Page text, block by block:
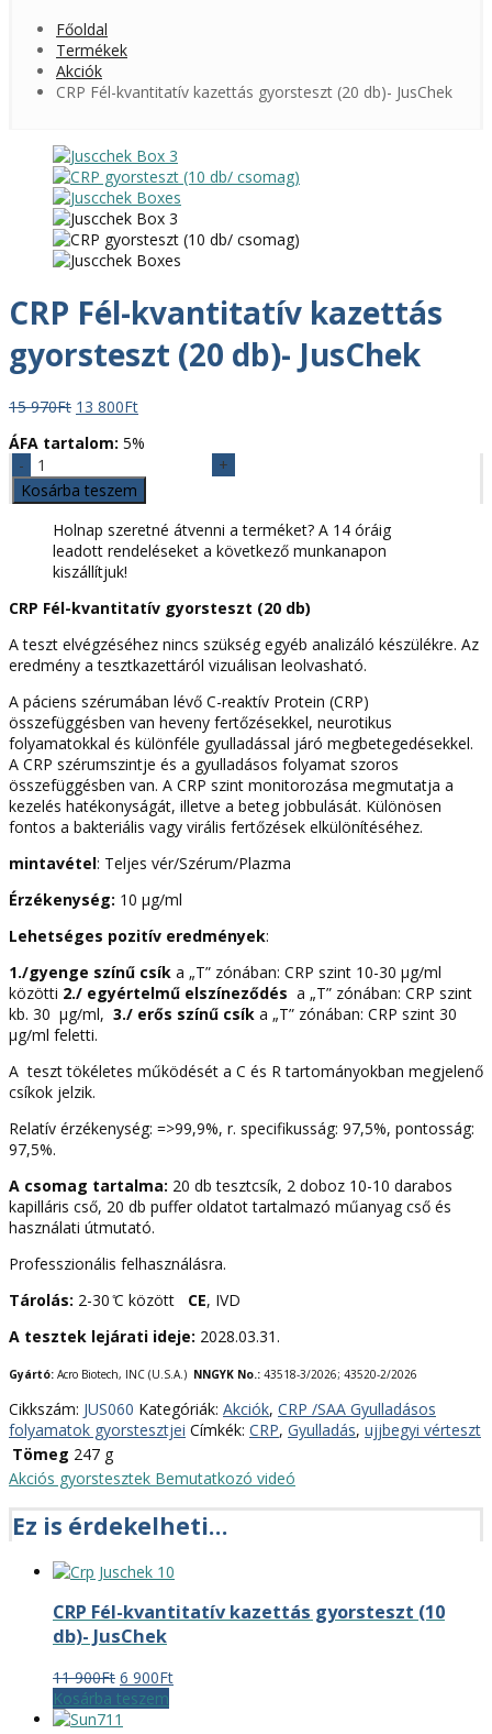
Főoldal
Termékek
Akciók
CRP Fél-kvantitatív kazettás gyorsteszt (20 db)- JusChek
CRP Fél-kvantitatív kazettás
gyorsteszt (20 db)- JusChek
15 970Ft Original
was:
970Ft.
13 800FtCurrent
is:
ÁFA tartalom: 5%
CRP
Fél-
kvantitatív
kazettás
gyorsteszt
(20
JusChek
Kosárba teszem
Holnap szeretné átvenni a terméket? A 14 óráig
leadott rendeléseket a következő munkanapon
kiszállítjuk!
CRP Fél-kvantitatív gyorsteszt (20 db)
A teszt elvégzéséhez nincs szükség egyéb analizáló készülékre. Az
eredmény a tesztkazettáról vizuálisan leolvasható.
A páciens szérumában lévő C-reaktív Protein (CRP)
összefüggésben van heveny fertőzésekkel, neurotikus
folyamatokkal és különféle gyulladással járó megbetegedésekkel.
A CRP szérumszintje és a gyulladásos folyamat szoros
összefüggésben van. A CRP szint monitorozása megmutatja a
kezelés hatékonyságát, illetve a beteg jobbulását. Különösen
fontos a bakteriális vagy virális fertőzések elkülönítéséhez.
mintavétel: Teljes vér/Szérum/Plazma
Érzékenység: 10 µg/ml
Lehetséges pozitív eredmények:
1./gyenge színű csík a „T” zónában: CRP szint 10-30 µg/ml
közötti 2./ egyértelmű elszíneződés a „T” zónában: CRP szint
kb. 30 µg/ml, 3./ erős színű csík a „T” zónában: CRP szint 30
µg/ml feletti.
A teszt tökéletes működését a C és R tartományokban megjelenő
csíkok jelzik.
Relatív érzékenység: =>99,9%, r. specifikusság: 97,5%, pontosság:
97,5%.
A csomag tartalma: 20 db tesztcsík, 2 doboz 10-10 darabos
kapilláris cső, 20 db puffer oldatot tartalmazó műanyag cső és
használati útmutató.
Professzionális felhasználásra.
Tárolás: 2-30 ̊C között CE, IVD
A tesztek lejárati ideje: 2028.03.31.
Gyártó: Acro Biotech, INC (U.S.A.) NNGYK No.: 43518-3/2026; 43520-2/2026
Cikkszám: JUS060 Kategóriák: Akciók, CRP /SAA Gyulladásos
folyamatok gyorstesztjei Címkék: CRP, Gyulladás, ujjbegyi vérteszt
Tömeg 247 g
Akciós gyorstesztek Bemutatkozó videó
Ez is érdekelheti…
CRP Fél-kvantitatív kazettás gyorsteszt (10
db)- JusChek
11 900Ft Original
price
was:
6 900FtCurrent
Kosárba teszem